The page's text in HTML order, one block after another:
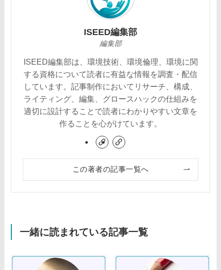
ISEED編集部
編集部
ISEED編集部は、環境技術、環境倫理、環境に関
する資格について読者に有益な情報を調査・配信
しています。記事制作においてリサーチ、構成、
ライティング、編集、グロースハックの仕組みを
適切に設計することで読者にわかりやすい文章を
作ることを心がけています。
この著者の記事一覧へ
一緒に読まれている記事一覧